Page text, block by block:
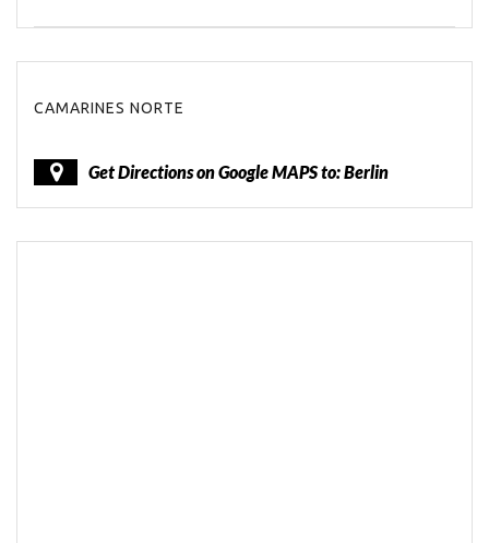
CAMARINES NORTE
Get Directions on Google MAPS to: Berlin